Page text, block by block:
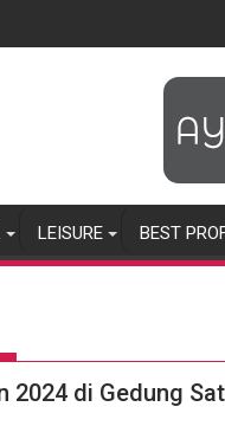
LEISURE BEST
2024 di Gedung